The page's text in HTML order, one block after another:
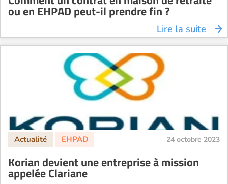
ou en EHPAD peut-il prendre fin ?
Lire la suite
24 octobre 2023
Korian devient une entreprise à mission
appelée Clariane